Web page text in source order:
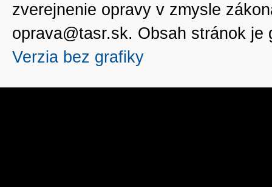
zverejnenie opravy v zmysle
oprava@tasr.sk. Obsah stránok
Verzia bez grafiky